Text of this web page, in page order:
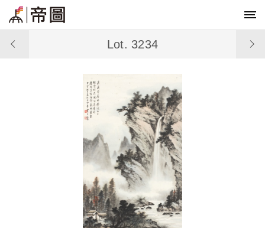
Lot. 3234